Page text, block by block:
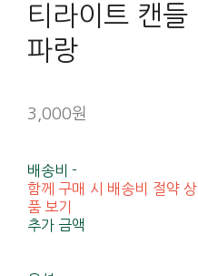
티라이트 캔들
파랑
3,000원
배송비-
함께 구매 시 배송비 절약 상
품 보기
추가 금액